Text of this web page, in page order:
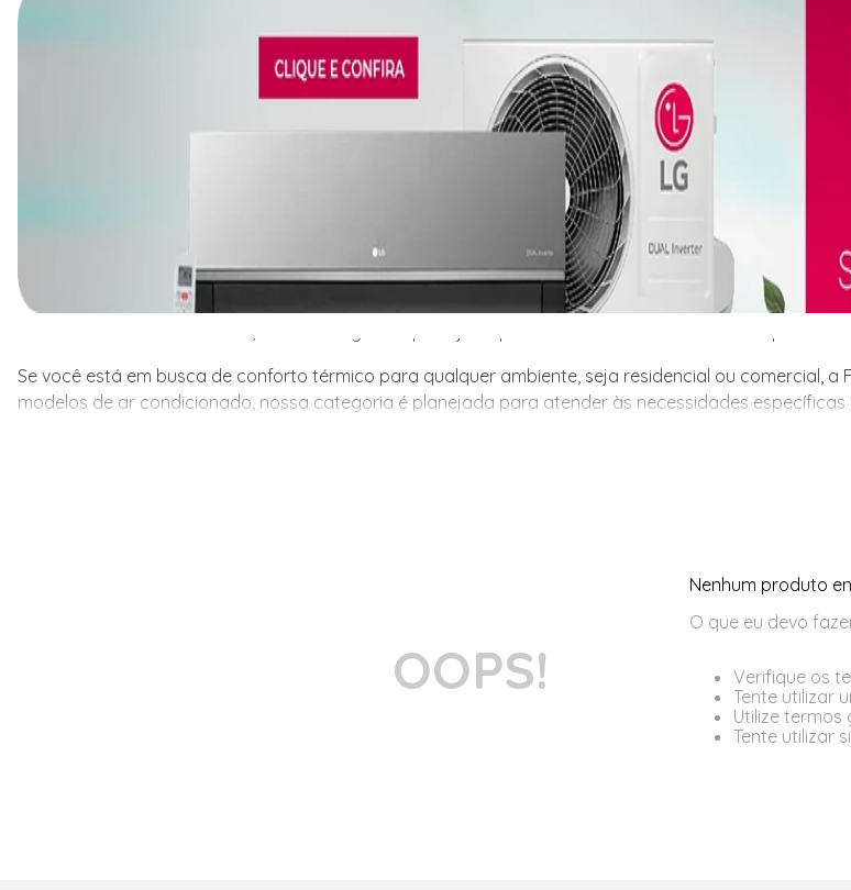
Se você está em busca de conforto térmico para qualquer ambiente, seja residencial ou comercial,
Se você está em busca de conforto térmico para qualquer ambiente, seja residencial ou comercial,
modelos de ar condicionado, nossa categoria é planejada para atender às necessidades
OOPS!
Nenhum produto
O que eu devo
Verifique os
Tente utilizar
Utilize termos
Tente utilizar